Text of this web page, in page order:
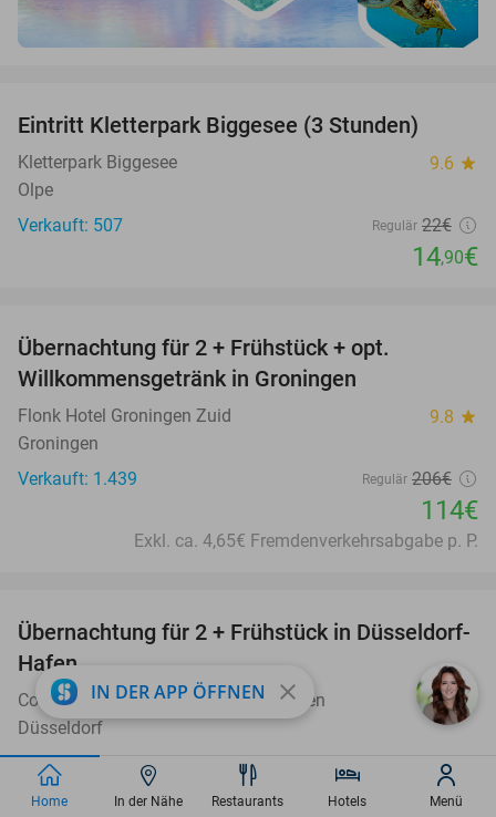
Eintritt Kletterpark Biggesee (3 Stunden)
Kletterpark Biggesee 9.6 star
Olpe
Verkauft: 507
Regulär 22€
14,90€
Übernachtung für 2 + Frühstück + opt.
Willkommensgetränk in Groningen
Flonk Hotel Groningen Zuid 9.8 star
Groningen
Verkauft: 1.439
Regulär 206€
114€
Exkl. ca. 4,65€ Fremdenverkehrsabgabe p. P.
41%
Übernachtung für 2 + Frühstück in Düsseldorf-
Hafen
Courtyard by Marriott Düsseldorf Hafen 9.8star
Düsseldorf
Verkauft: 361
191€
113€
IN DER APP ÖFFNEN close
Home In der Nähe Restaurants Hotels Menü